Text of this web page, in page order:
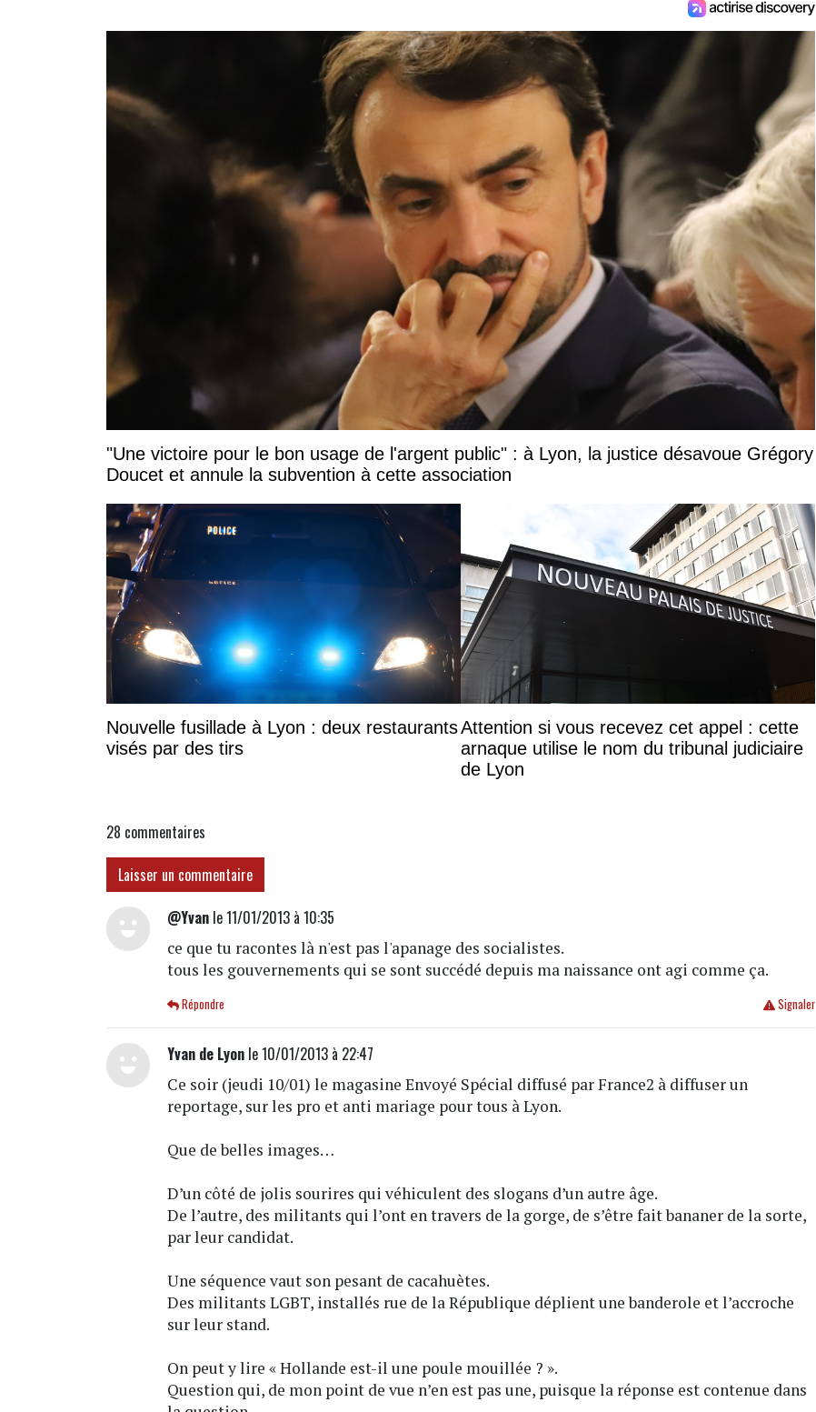
"Une victoire pour le bon usage de l'argent public" : à Lyon, la justice désavoue Grégory
Doucet et annule la subvention à cette association
Nouvelle fusillade à Lyon : deux restaurants
visés par des tirs
Attention si vous recevez cet appel : cette
arnaque utilise le nom du tribunal judiciaire
de Lyon
28 commentaires
Laisser un commentaire
@Yvan le 11/01/2013 à 10:35
ce que tu racontes là n'est pas l'apanage des socialistes.
tous les gouvernements qui se sont succédé depuis ma naissance ont agi comme ça.
Signaler
Répondre
Yvan de Lyon le 10/01/2013 à 22:47
Ce soir (jeudi 10/01) le magasine Envoyé Spécial diffusé par France2 à diffuser un
reportage, sur les pro et anti mariage pour tous à Lyon.
Que de belles images…
D’un côté de jolis sourires qui véhiculent des slogans d’un autre âge.
De l’autre, des militants qui l’ont en travers de la gorge, de s’être fait bananer de la sorte,
par leur candidat.
Une séquence vaut son pesant de cacahuètes.
Des militants LGBT, installés rue de la République déplient une banderole et l’accroche
sur leur stand.
On peut y lire « Hollande est-il une poule mouillée ? ».
Question qui, de mon point de vue n’en est pas une, puisque la réponse est contenue dans